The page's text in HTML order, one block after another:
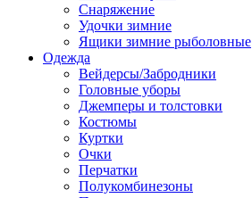
Снаряжение
Удочки зимние
Ящики зимние рыболовные
Одежда
Вейдерсы/Забродники
Головные уборы
Джемперы и толстовки
Костюмы
Куртки
Очки
Перчатки
Полукомбинезоны